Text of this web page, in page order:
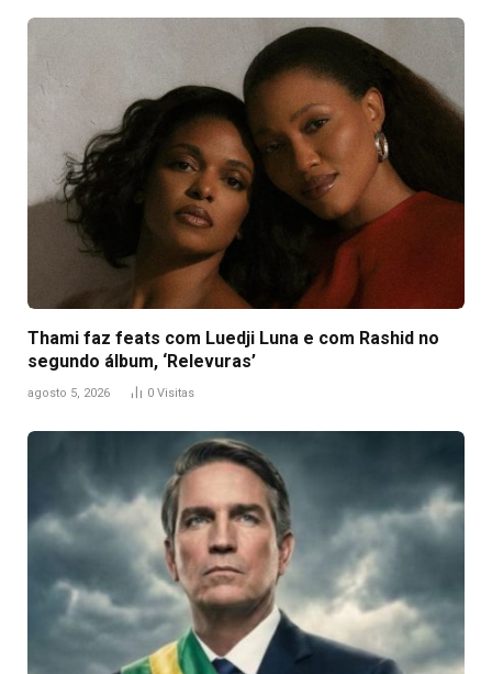
Thami faz feats com Luedji Luna e com Rashid no
segundo álbum, ‘Relevuras’
agosto 5, 2026 0 Visitas